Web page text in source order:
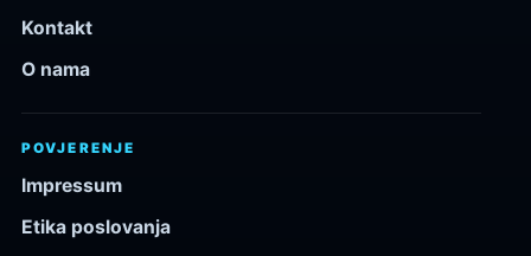
Kontakt
O nama
POVJERENJE
Impressum
Etika poslovanja